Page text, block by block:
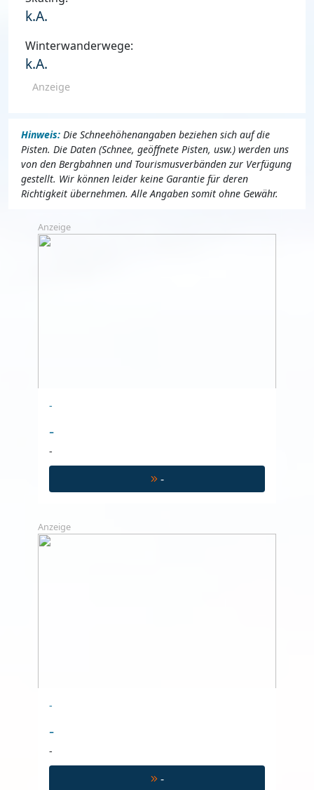
k.A.
Winterwanderwege:
k.A.
Anzeige
Hinweis: Die Schneehöhenangaben beziehen sich auf die
Pisten. Die Daten (Schnee, geöffnete Pisten, usw.) werden uns
von den Bergbahnen und Tourismusverbänden zur Verfügung
gestellt. Wir können leider keine Garantie für deren
Richtigkeit übernehmen. Alle Angaben somit ohne Gewähr.
Anzeige
-
-
-
-
Anzeige
-
-
-
-